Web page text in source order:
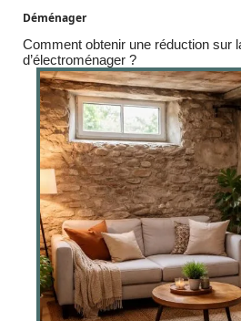
Déménager
Comment obtenir une réduction sur
d’électroménager ?